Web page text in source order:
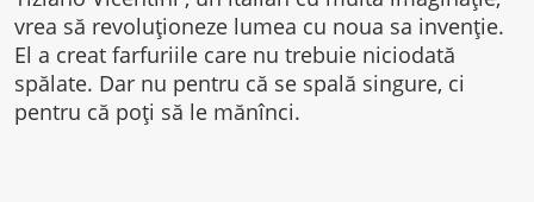
vrea să revoluţioneze lumea cu noua sa invenţie.
El a creat farfuriile care nu trebuie niciodată
spălate. Dar nu pentru că se spală singure, ci
pentru că poţi să le mănînci.